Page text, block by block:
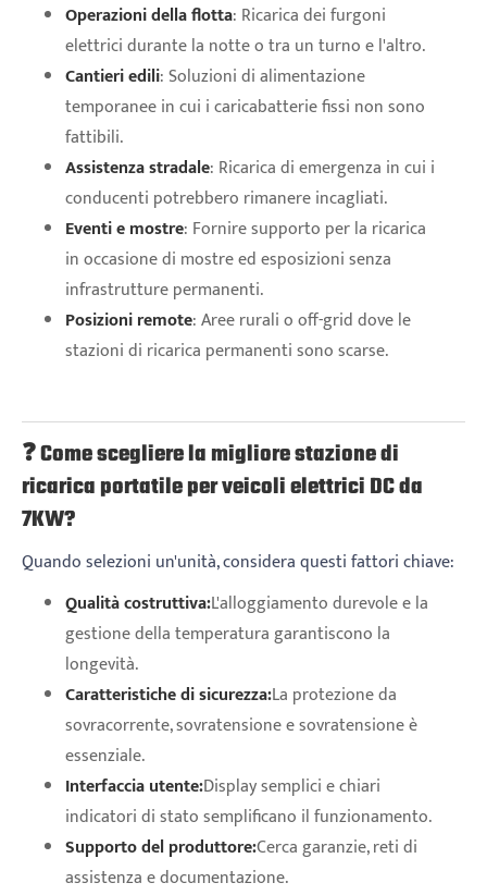
Operazioni della flotta: Ricarica dei furgoni
elettrici durante la notte o tra un turno e l'altro.
Cantieri edili: Soluzioni di alimentazione
temporanee in cui i caricabatterie fissi non sono
fattibili.
Assistenza stradale: Ricarica di emergenza in cui i
conducenti potrebbero rimanere incagliati.
Eventi e mostre: Fornire supporto per la ricarica
in occasione di mostre ed esposizioni senza
infrastrutture permanenti.
Posizioni remote: Aree rurali o off-grid dove le
stazioni di ricarica permanenti sono scarse.
❓ Come scegliere la migliore stazione di
ricarica portatile per veicoli elettrici DC da
7KW?
Quando selezioni un'unità, considera questi fattori chiave:
Qualità costruttiva:L'alloggiamento durevole e la
gestione della temperatura garantiscono la
longevità.
Caratteristiche di sicurezza:La protezione da
sovracorrente, sovratensione e sovratensione è
essenziale.
Interfaccia utente:Display semplici e chiari
indicatori di stato semplificano il funzionamento.
Supporto del produttore:Cerca garanzie, reti di
assistenza e documentazione.